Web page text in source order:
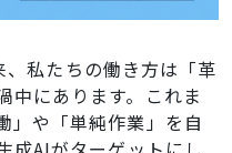
私たちの働き方は「革
中にあります。これま
」や「単純作業」を自